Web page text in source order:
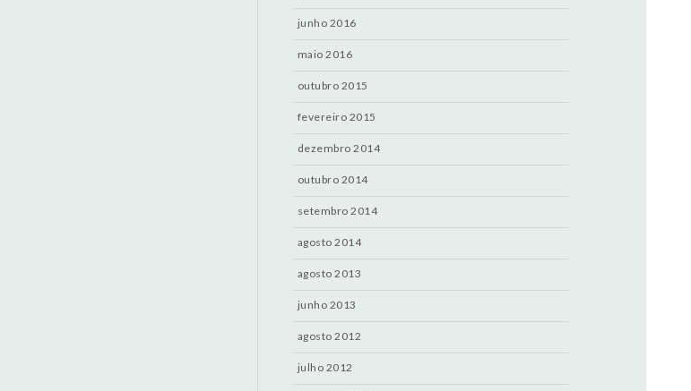
junho 2016
maio 2016
outubro 2015
fevereiro 2015
dezembro 2014
outubro 2014
setembro 2014
agosto 2014
agosto 2013
junho 2013
agosto 2012
julho 2012